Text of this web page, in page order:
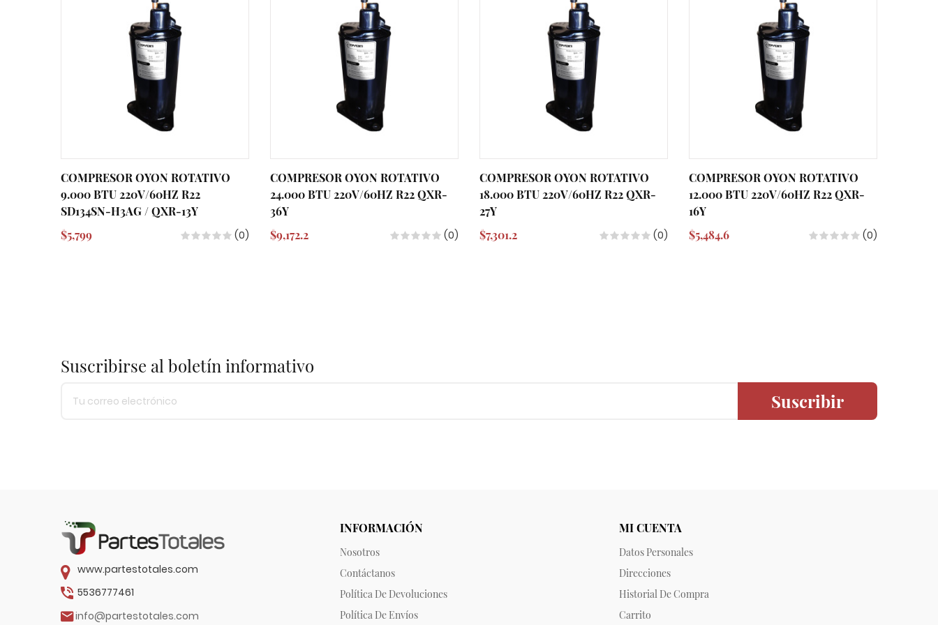
COMPRESOR OYON ROTATIVO
9.000 BTU 220V/60HZ R22
SD134SN-H3AG / QXR-13Y
$5,799
(0)
COMPRESOR OYON ROTATIVO
24.000 BTU 220V/60HZ R22 QXR-
36Y
$9,172.2
(0)
COMPRESOR OYON ROTATIVO
18.000 BTU 220V/60HZ R22 QXR-
27Y
$7,301.2
(0)
COMPRESOR OYON ROTATIVO
12.000 BTU 220V/60HZ R22 QXR-
16Y
$5,484.6
(0)
Suscribirse al boletín informativo
Suscribir
www.partestotales.com
5536777461
info@partestotales.com
INFORMACIÓN
Nosotros
Contáctanos
Política De Devoluciones
Política De Envíos
MI CUENTA
Datos Personales
Direcciones
Historial De Compra
Carrito